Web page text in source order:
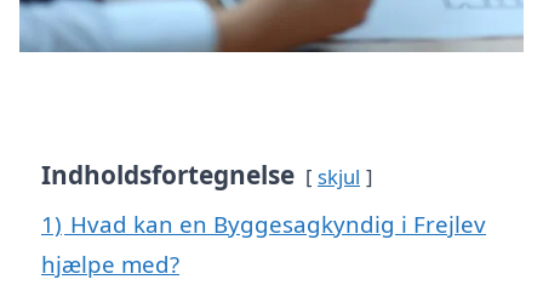
Indholdsfortegnelse skjul
1) Hvad kan en Byggesagkyndig i Frejlev
hjælpe med?